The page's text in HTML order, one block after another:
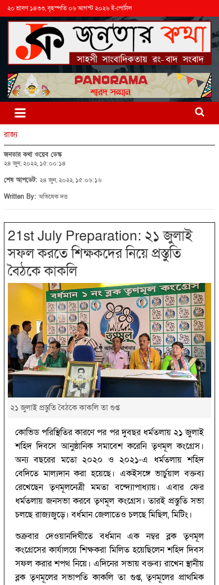
২০ শ্রাবণ ১৪৩৩, বৃহস্পতি ০৬ আগস্ট ২০২৬ ই-পোর্টাল
রাজ্য
জনতার কথা ওয়েব ডেস্ক
২৪ জুন, ২০২২, ১৫:০০:১৪
শেষ আপডেট: ২৪ জুন, ২০২২, ১৫:০৬:১৬
Written By:অভিষেক দত্ত
21st July Preparation: ২১ জুলাই
সফল করতে শিক্ষকদের নিয়ে প্রস্তুতি
বৈঠকে কাকলি
২১ জুলাই প্রস্তুতি বৈঠকে কাকলি তা গুপ্ত
কোভিড পরিস্থিতির কারণে পর পর দুবছর ধর্মতলায় ২১ জুলাই
শহিদ দিবসে আনুষ্ঠানিক সমাবেশ করেনি তৃণমূল কংগ্রেস।
অন্য বছরের মতো ২০২০ ও ২০২১-এ ধর্মতলায় শহিদ
বেদিতে মাল্যদান করা হয়েছে। একইসঙ্গে ভার্চুয়াল বক্তব্য
রেখেছেন তৃণমূলনেত্রী মমতা বন্দ্যোপাধ্যায়। এবার ফের
ধর্মতলায় জনসভা করবে তৃণমূল কংগ্রেস। তারই প্রস্তুতি সভা
চলছে রাজ্যজুড়ে। বর্ধমান জেলাতেও চলছে মিছিল, মিটিং।
শুক্রবার দেওয়ানদিঘীতে বর্ধমান এক নম্বর ব্লক তৃণমূল
কংগ্রেসের কার্যালয়ে শিক্ষকরা মিলিত হয়েছিলেন শহিদ দিবস
সফল করার শপথ নিয়ে। এদিনের সভায় বক্তব্য রাখেন স্থানীয়
ব্লক তৃণমূলের সভাপতি কাকলি তা গুপ্ত, তৃণমূলের প্রাথমিক